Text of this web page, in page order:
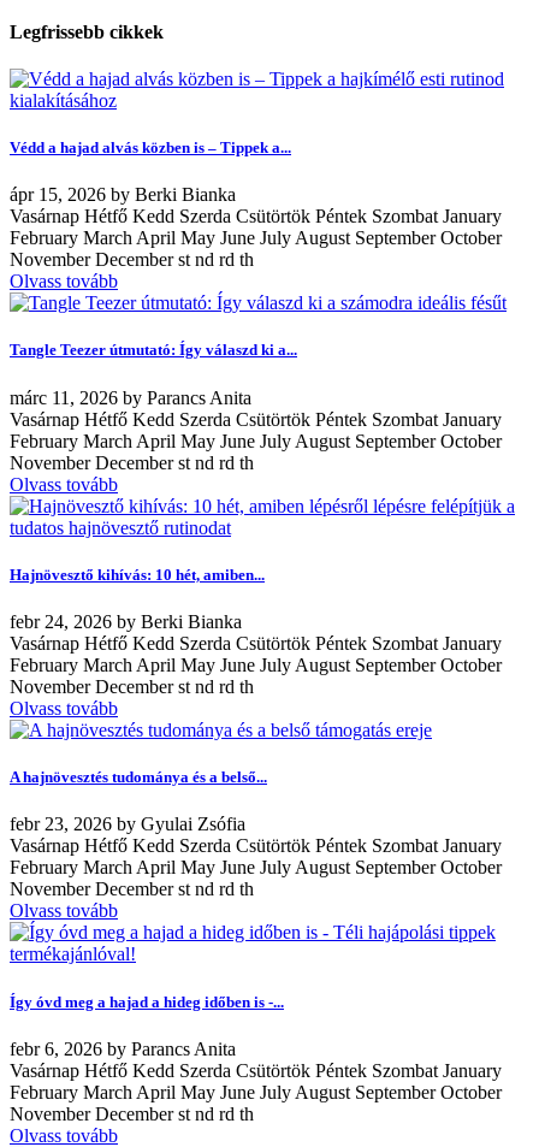
Legfrissebb cikkek
Védd a hajad alvás közben is – Tippek a...
ápr 15, 2026 by Berki Bianka
Vasárnap Hétfő Kedd Szerda Csütörtök Péntek Szombat January
February March April May June July August September October
November December st nd rd th
Olvass tovább
Tangle Teezer útmutató: Így válaszd ki a...
márc 11, 2026 by Parancs Anita
Vasárnap Hétfő Kedd Szerda Csütörtök Péntek Szombat January
February March April May June July August September October
November December st nd rd th
Olvass tovább
Hajnövesztő kihívás: 10 hét, amiben...
febr 24, 2026 by Berki Bianka
Vasárnap Hétfő Kedd Szerda Csütörtök Péntek Szombat January
February March April May June July August September October
November December st nd rd th
Olvass tovább
A hajnövesztés tudománya és a belső...
febr 23, 2026 by Gyulai Zsófia
Vasárnap Hétfő Kedd Szerda Csütörtök Péntek Szombat January
February March April May June July August September October
November December st nd rd th
Olvass tovább
Így óvd meg a hajad a hideg időben is -...
febr6, 2026 by Parancs Anita
Vasárnap Hétfő Kedd Szerda Csütörtök Péntek Szombat January
February March April May June July August September October
November December st nd rd th
Olvass tovább